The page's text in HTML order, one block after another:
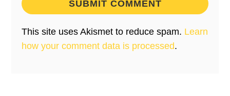
This site uses Akismet to reduce spam. Learn
how your comment data is processed.